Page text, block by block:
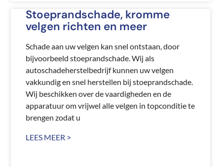
Stoeprandschade, kromme
velgen richten en meer
Schade aan uw velgen kan snel ontstaan, door
bijvoorbeeld stoeprandschade. Wij als
autoschadeherstelbedrijf kunnen uw velgen
vakkundig en snel herstellen bij stoeprandschade.
Wij beschikken over de vaardigheden en de
apparatuur om vrijwel alle velgen in topconditie te
brengen zodat u
LEES MEER >